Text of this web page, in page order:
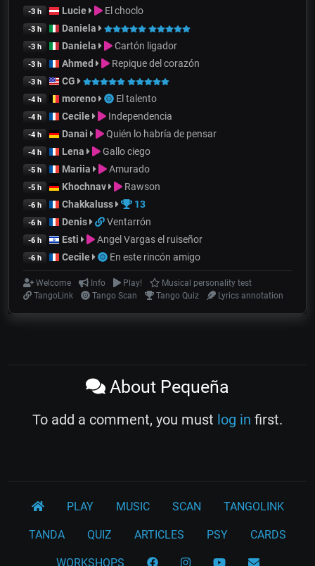
-3 h Lucie El choclo
-3 h Daniela
-3 h Daniela Cartón ligador
-3 h Ahmed Repique del corazón
-3 h CG
-4 h moreno El talento
-4 h Cecile Independencia
-4 h Danai Quién lo habría de pensar
-4 h Lena Gallo ciego
-5 h Mariia Amurado
-5 h Khochnav Rawson
-6 h Chakkaluss 13
-6 h Denis Ventarrón
-6 h Esti Angel Vargas el ruiseñor
-6 h Cecile En este rincón amigo
Welcome Info Play!
Musical personality test
TangoLink
Tango Scan Tango Quiz Lyrics annotation
About Pequeña
To add a comment, you must log in first.
PLAY MUSIC SCAN TANGOLINK
TANDA QUIZ ARTICLES PSY CARDS
WORKSHOPS